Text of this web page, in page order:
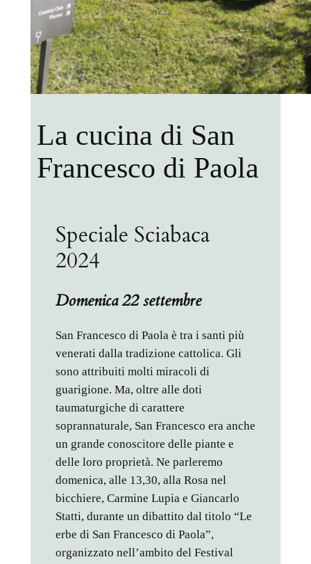
La cucina di San
Francesco di Paola
Speciale Sciabaca
2024
Domenica 22 settembre
San Francesco di Paola è tra i santi più
venerati dalla tradizione cattolica. Gli
sono attribuiti molti miracoli di
guarigione. Ma, oltre alle doti
taumaturgiche di carattere
soprannaturale, San Francesco era anche
un grande conoscitore delle piante e
delle loro proprietà. Ne parleremo
domenica, alle 13,30, alla Rosa nel
bicchiere, Carmine Lupia e Giancarlo
Statti, durante un dibattito dal titolo “Le
erbe di San Francesco di Paola”,
organizzato nell’ambito del Festival